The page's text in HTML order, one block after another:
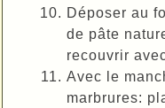
Déposer au
de pâte
recouvrir
Avec le
marbrures: